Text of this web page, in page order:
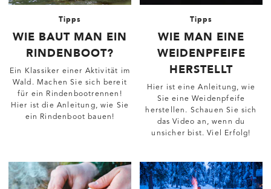
Tipps
WIE BAUT MAN EIN
RINDENBOOT?
Ein Klassiker einer Aktivität im
Wald. Machen Sie sich bereit
für ein Rindenbootrennen!
Hier ist die Anleitung, wie Sie
ein Rindenboot bauen!
Tipps
WIE MAN EINE
WEIDENPFEIFE
HERSTELLT
Hier ist eine Anleitung, wie
Sie eine Weidenpfeife
herstellen. Schauen Sie sich
das Video an, wenn du
unsicher bist. Viel Erfolg!